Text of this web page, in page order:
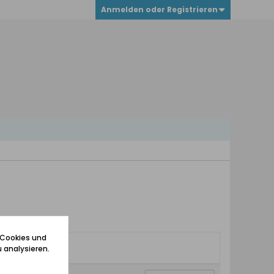
Anmelden oder Registrieren
und